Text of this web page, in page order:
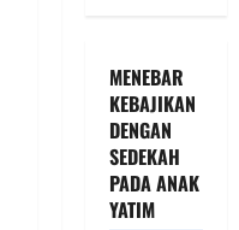
MENEBAR
KEBAJIKAN
DENGAN
SEDEKAH
PADA ANAK
YATIM